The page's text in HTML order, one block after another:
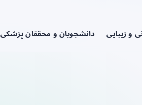
و زیبایی دانشجویان و محققان پزشکی